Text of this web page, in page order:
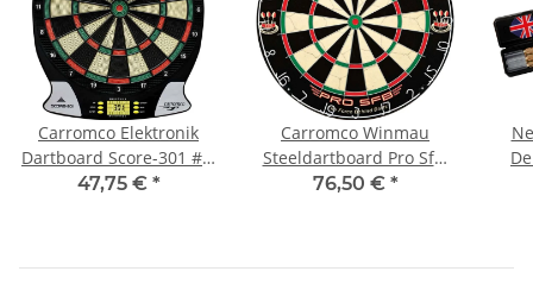
Carromco Elektronik
Dartboard Score-301 #2,
4-Loch Abstand
47,75 € *
Carromco Winmau
Steeldartboard Pro Sfb,
Bristle
76,50 € *